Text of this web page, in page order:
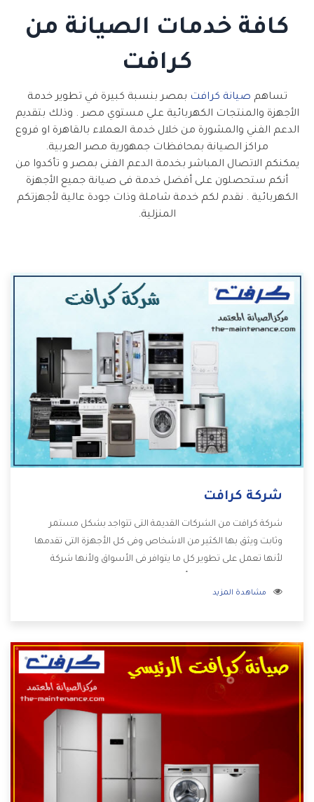
كافة خدمات الصيانة من
كرافت
تساهم صيانة كرافت بمصر بنسبة كبيرة في تطوير خدمة
الأجهزة والمنتجات الكهربائية علي مستوي مصر . وذلك بتقديم
الدعم الفني والمشورة من خلال خدمة العملاء بالقاهرة او فروع
مراكز الصيانة بمحافظات جمهورية مصر العربية.
يمكنكم الاتصال المباشر بخدمة الدعم الفنى بمصر و تأكدوا من
أنكم ستحصلون على أفضل خدمة فى صيانة جميع الأجهزة
الكهربائية . نقدم لكم خدمة شاملة وذات جودة عالية لأجهزتكم
المنزلية.
شركة كرافت
شركة كرافت من الشركات القديمة التى تتواجد بشكل مستمر
وثابت ويثق بها الكثير من الاشخاص وفى كل الأجهزة التى تقدمها
لأنها تعمل على تطوير كل ما يتوافر فى الأسواق ولأنها شركة
وتقدم للعملاء أقوى العروض والخصومات التى تسهل على
مشاهدة المزيد